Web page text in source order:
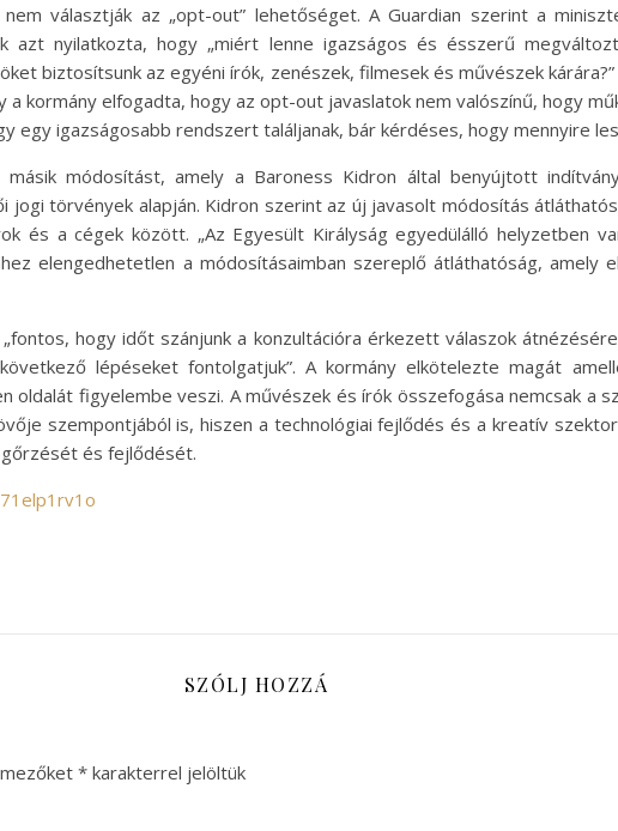
választják az „opt-out” lehetőséget. A Guardian szerint a
azt nyilatkozta, hogy „miért lenne igazságos és ésszerű
biztosítsunk az egyéni írók, zenészek, filmesek és művészek
kormány elfogadta, hogy az opt-out javaslatok nem valószínű, hogy
egy igazságosabb rendszert találjanak, bár kérdéses, hogy mennyire
módosítást, amely a Baroness Kidron által benyújtott
törvények alapján. Kidron szerint az új javasolt módosítás
és a cégek között. „Az Egyesült Királyság egyedülálló helyzetben
elengedhetetlen a módosításaimban szereplő átláthatóság, amely
hogy időt szánjunk a konzultációra érkezett válaszok
lépéseket fontolgatjuk”. A kormány elkötelezte magát
oldalát figyelembe veszi. A művészek és írók összefogása nemcsak a
szempontjából is, hiszen a technológiai fejlődés és a kreatív
és fejlődését.
SZÓLJ HOZZÁ
* karakterrel jelöltük